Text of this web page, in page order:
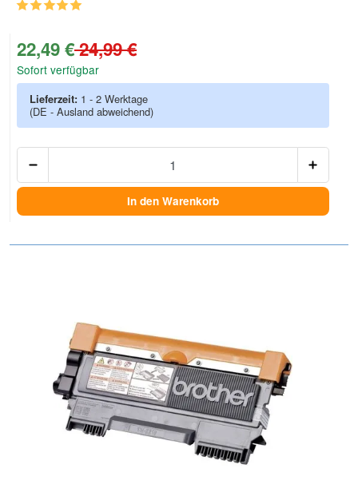
22,49 €24,99 €
Sofort verfügbar
Lieferzeit: 1 - 2 Werktage
(DE - Ausland abweichend)
In den Warenkorb